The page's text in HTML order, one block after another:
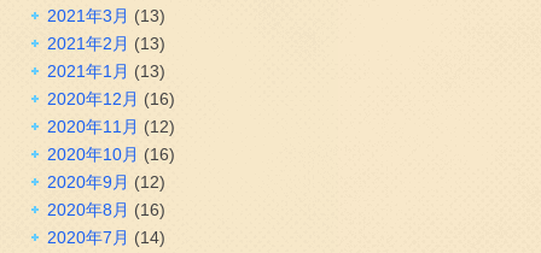
2021年3月 (13)
2021年2月 (13)
2021年1月 (13)
2020年12月 (16)
2020年11月 (12)
2020年10月 (16)
2020年9月 (12)
2020年8月 (16)
2020年7月 (14)